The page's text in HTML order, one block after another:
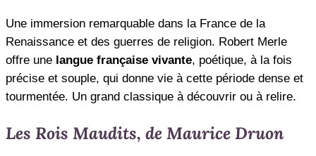
Une immersion remarquable dans la France de la
Renaissance et des guerres de religion. Robert Merle
offre une langue française vivante, poétique, à la fois
précise et souple, qui donne vie à cette période dense et
tourmentée. Un grand classique à découvrir ou à relire.
Les Rois Maudits, de Maurice Druon